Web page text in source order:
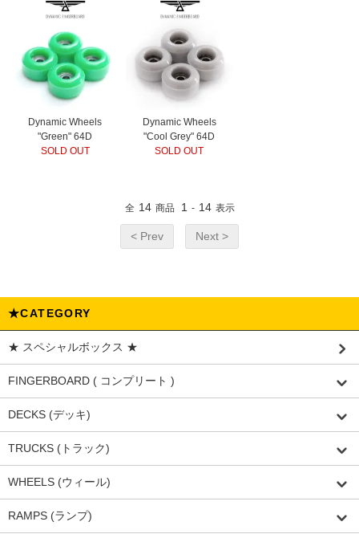
Dynamic Wheels
"Green" 64D
SOLD OUT
Dynamic Wheels
"Cool Grey" 64D
SOLD OUT
全 14 商品 1 - 14 表示
< Prev Next >
★CATEGORY
★ スペシャルボックス ★
FINGERBOARD ( コンプリート )
DECKS (デッキ)
TRUCKS (トラック)
WHEELS (ウィール)
RAMPS (ランプ)